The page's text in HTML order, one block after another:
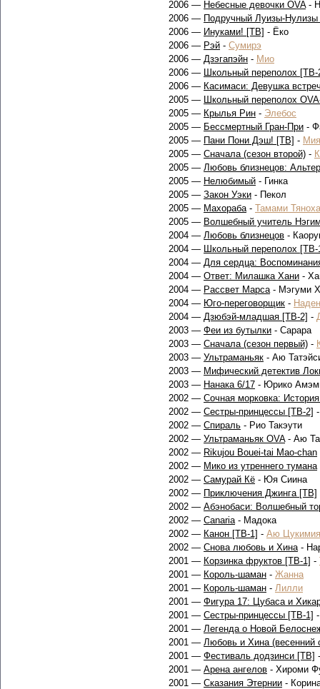
2006 — Небесные девочки OVA-
2006 — Подручный Луизы-Нулизы
2006 — Инуками! [ТВ] - Ёко
2006 — Рэй - Сумирэ
2006 — Дзэгапэйн - Мио
2006 — Школьный переполох [ТВ-
2006 — Касимаси: Девушка
2005 — Школьный переполох
2005 — Крылья Рин - Элебос
2005 — Бессмертный Гран-При -
2005 — Пани Пони Дэш! [ТВ] -
2005 — Сначала (сезон второй) -
2005 — Любовь близнецов:
2005 — Нелюбимый - Гинка
2005 — Закон Уэки - Пекол
2005 — Махораба- Тамами
2005 — Волшебный учитель
2004 — Любовь близнецов -
2004 — Школьный переполох [ТВ-
2004 — Для сердца:
2004 — Ответ: Милашка Хани -
2004 — Рассвет Марса- Мэгуми
2004 — Юго-переговорщик -
2004 — Дзюбэй-младшая [ТВ-2] -
2003 — Феи из бутылки - Сарара
2003 — Сначала (сезон первый) -
2003 — Ультраманьяк - Аю
2003 — Мифический детектив
2003 — Нанака 6/17 - Юрико
2002 — Сочная морковка:
2002 — Сестры-принцессы [ТВ-2]
2002 — Спираль - Рио Такэути
2002 — Ультраманьяк OVA- Аю
2002 — Rikujou Bouei-tai Mao-chan
2002 — Мико из утреннего тумана
2002 — Самурай Кё - Юя Сиина
2002 — Приключения Джинга [ТВ]
2002 — Абэнобаси: Волшебный
2002 — Canaria- Мадока
2002 — Канон [ТВ-1] - Аю Цукимия
2002 — Снова любовь и Хина-
2001 — Корзинка фруктов [ТВ-1] -
2001 — Король-шаман - Жанна
2001 — Король-шаман - Лилли
2001 — Фигура 17: Цубаса и
2001 — Сестры-принцессы [ТВ-1]
2001 — Легенда о Новой
2001 — Любовь и Хина (весенний
2001 — Фестиваль додзинси [ТВ]
2001 — Арена ангелов - Хироми
2001 — Сказания Этернии -